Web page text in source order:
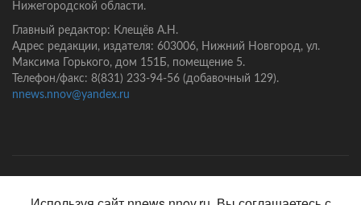
Нижегородской области.
Главный редактор: Клещёв А.Н.
Адрес редакции, издателя: 603006, Нижний Новгород, ул.
Максима Горького, дом 151Б, помещение 5.
Телефон/факс: 8(831) 233-94-56 (добавочный 129).
nnews.nnov@yandex.ru